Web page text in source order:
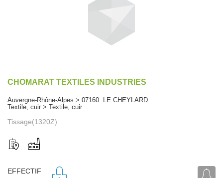
CHOMARAT TEXTILES INDUSTRIES
Auvergne-Rhône-Alpes > 07160 LE CHEYLARD
Textile, cuir > Textile, cuir
Tissage(1320Z)
EFFECTIF